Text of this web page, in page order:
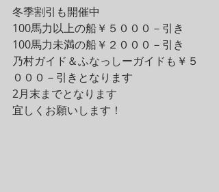
冬季割引も開催中
100馬力以上の船￥５０００－引き
100馬力未満の船￥２０００－引き
乃村ガイド＆ふなっしーガイドも￥５
０００－引きとなります
2月末までとなります
宜しくお願いします！